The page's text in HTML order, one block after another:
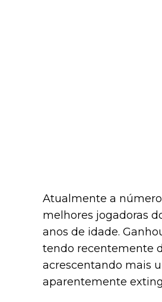
Atualmente a
melhores jogadoras
anos de idade.
tendo recentemente
acrescentando mais
aparentemente